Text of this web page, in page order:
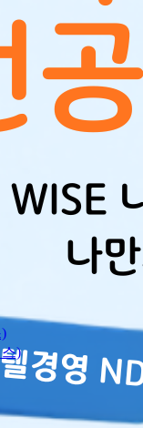
)